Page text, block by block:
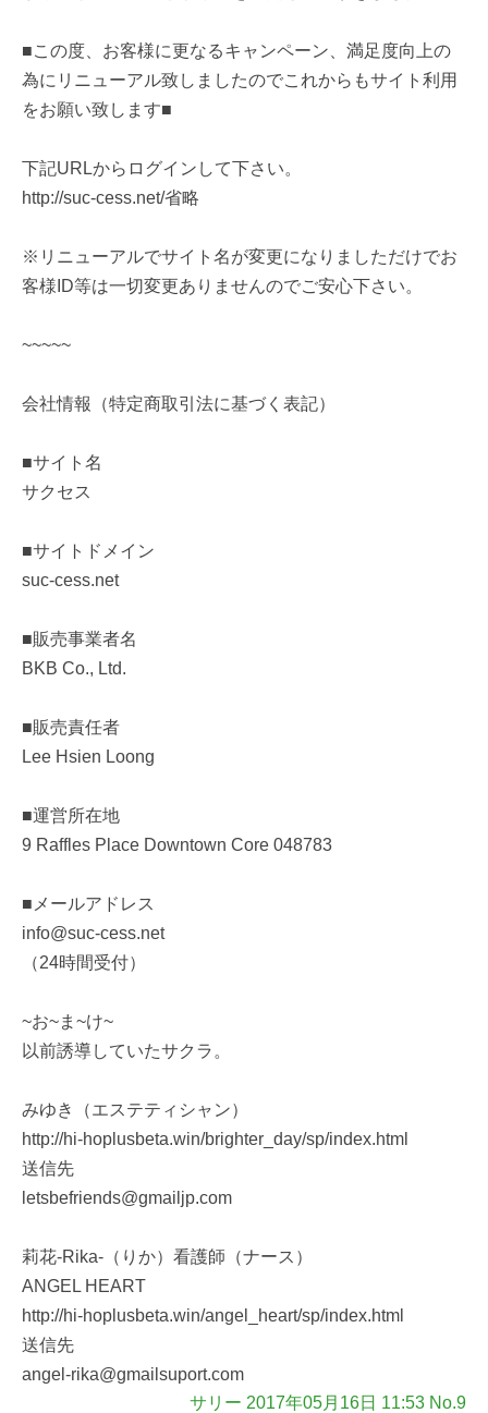
■この度、お客様に更なるキャンペーン、満足度向上の
為にリニューアル致しましたのでこれからもサイト利用
をお願い致します■
下記URLからログインして下さい。
http://suc-cess.net/省略
※リニューアルでサイト名が変更になりましただけでお
客様ID等は一切変更ありませんのでご安心下さい。
~~~~~
会社情報（特定商取引法に基づく表記）
■サイト名
サクセス
■サイトドメイン
suc-cess.net
■販売事業者名
BKB Co., Ltd.
■販売責任者
Lee Hsien Loong
■運営所在地
9 Raffles Place Downtown Core 048783
■メールアドレス
info@suc-cess.net
（24時間受付）
~お~ま~け~
以前誘導していたサクラ。
みゆき（エステティシャン）
http://hi-hoplusbeta.win/brighter_day/sp/index.html
送信先
letsbefriends@gmailjp.com
莉花-Rika-（りか）看護師（ナース）
ANGEL HEART
http://hi-hoplusbeta.win/angel_heart/sp/index.html
送信先
angel-rika@gmailsuport.com
サリー 2017年05月16日 11:53 No.9